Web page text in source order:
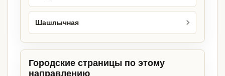
Шашлычная
Городские страницы по этому
направлению